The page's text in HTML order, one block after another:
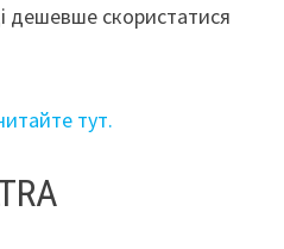
дешевше скористатися
тут.